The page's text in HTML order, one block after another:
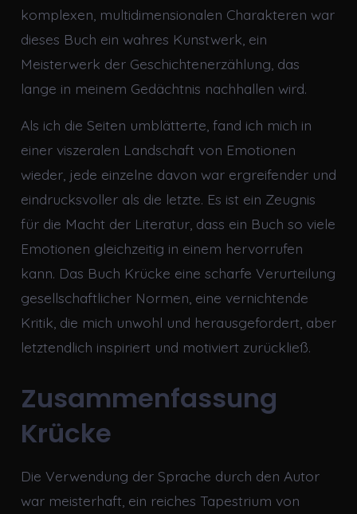
komplexen, multidimensionalen Charakteren war
dieses Buch ein wahres Kunstwerk, ein
Meisterwerk der Geschichtenerzählung, das
lange in meinem Gedächtnis nachhallen wird.
Als ich die Seiten umblätterte, fand ich mich in
einer viszeralen Landschaft von Emotionen
wieder, jede einzelne davon war ergreifender und
eindrucksvoller als die letzte. Es ist ein Zeugnis
für die Macht der Literatur, dass ein Buch so viele
Emotionen gleichzeitig in einem hervorrufen
kann. Das Buch Krücke eine scharfe Verurteilung
gesellschaftlicher Normen, eine vernichtende
Kritik, die mich unwohl und herausgefordert, aber
letztendlich inspiriert und motiviert zurückließ.
Zusammenfassung
Krücke
Die Verwendung der Sprache durch den Autor
war meisterhaft, ein reiches Tapestrium von